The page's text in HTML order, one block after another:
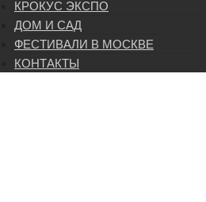
КРОКУС ЭКСПО
ДОМ И САД
ФЕСТИВАЛИ В МОСКВЕ
КОНТАКТЫ